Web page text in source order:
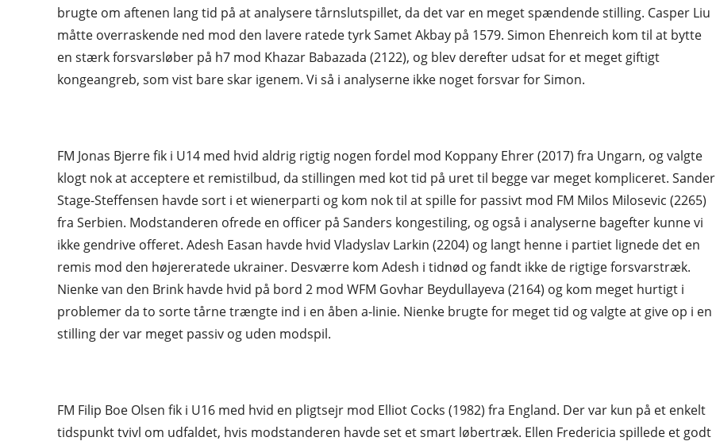
brugte om aftenen lang tid på at analysere tårnslutspillet, da det var en meget spændende stilling. Casper Liu
måtte overraskende ned mod den lavere ratede tyrk Samet Akbay på 1579. Simon Ehenreich kom til at bytte
en stærk forsvarsløber på h7 mod Khazar Babazada (2122), og blev derefter udsat for et meget giftigt
kongeangreb, som vist bare skar igenem. Vi så i analyserne ikke noget forsvar for Simon.
FM Jonas Bjerre fik i U14 med hvid aldrig rigtig nogen fordel mod Koppany Ehrer (2017) fra Ungarn, og valgte
klogt nok at acceptere et remistilbud, da stillingen med kot tid på uret til begge var meget kompliceret. Sander
Stage-Steffensen havde sort i et wienerparti og kom nok til at spille for passivt mod FM Milos Milosevic (2265)
fra Serbien. Modstanderen ofrede en officer på Sanders kongestiling, og også i analyserne bagefter kunne vi
ikke gendrive offeret. Adesh Easan havde hvid Vladyslav Larkin (2204) og langt henne i partiet lignede det en
remis mod den højereratede ukrainer. Desværre kom Adesh i tidnød og fandt ikke de rigtige forsvarstræk.
Nienke van den Brink havde hvid på bord 2 mod WFM Govhar Beydullayeva (2164) og kom meget hurtigt i
problemer da to sorte tårne trængte ind i en åben a-linie. Nienke brugte for meget tid og valgte at give op i en
stilling der var meget passiv og uden modspil.
FM Filip Boe Olsen fik i U16 med hvid en pligtsejr mod Elliot Cocks (1982) fra England. Der var kun på et enkelt
tidspunkt tvivl om udfaldet, hvis modstanderen havde set et smart løbertræk. Ellen Fredericia spillede et godt